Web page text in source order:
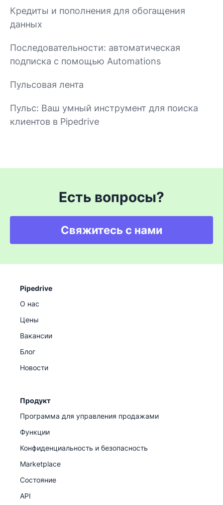
Кредиты и пополнения для обогащения
данных
Последовательности: автоматическая
подписка с помощью Automations
Пульсовая лента
Пульс: Ваш умный инструмент для поиска
клиентов в Pipedrive
Есть вопросы?
Свяжитесь с нами
Pipedrive
О нас
Цены
Вакансии
Блог
Новости
Продукт
Программа для управления продажами
Функции
Конфиденциальность и безопасность
Marketplace
Состояние
API